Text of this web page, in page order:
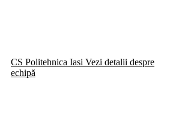
CS Politehnica Iasi Vezi detalii despre
echipă